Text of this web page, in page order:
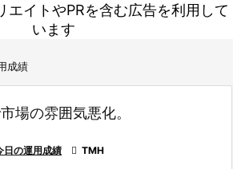
エイトやPRを含む広告を利用して
います
成績
場の雰囲気悪化。
日の運用成績  TMH